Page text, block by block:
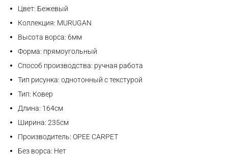
Цвет: Бежевый
Коллекция: MURUGAN
Высота ворса: 6мм
Форма: прямоугольный
Способ производства: ручная работа
Тип рисунка: однотонный с текстурой
Тип: Ковер
Длина: 164см
Ширина: 235см
Производитель: OPEE CARPET
Без ворса: Нет
WhatsApp
Telegram